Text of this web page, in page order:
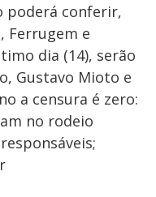
poderá conferir,
Ferrugem e
dia (14), serão
Gustavo Mioto e
a censura é zero:
no rodeio